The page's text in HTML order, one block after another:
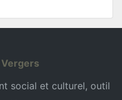
social et culturel, outil